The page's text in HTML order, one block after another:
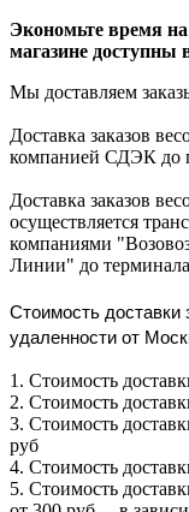
Экономьте время
магазине доступны
Мы доставляем
Доставка заказов
компанией СДЭК до
Доставка заказов
осуществляется
компаниями
Линии" до
Стоимость доставки
удаленности от
1. Стоимость
2. Стоимость
3. Стоимость
руб
4. Стоимость
5. Стоимость